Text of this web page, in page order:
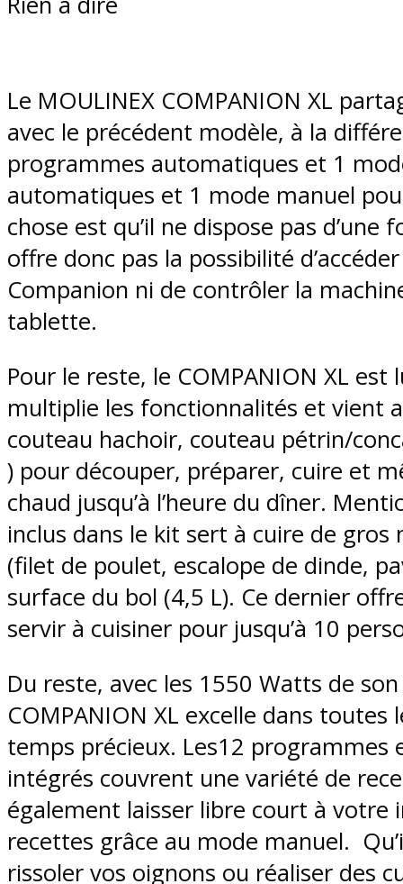
Le MOULINEX COMPANION XL
avec le précédent modèle, à la
programmes automatiques et 1
automatiques et 1 mode manuel
chose est qu’il ne dispose pas
offre donc pas la possibilité
Companion ni de contrôler la
tablette.
Pour le reste, le COMPANION XL
multiplie les fonctionnalités et vient
couteau hachoir, couteau pétrin/
) pour découper, préparer, cuire et
chaud jusqu’à l’heure du dîner.
inclus dans le kit sert à cuire de
(filet de poulet, escalope de dinde,
surface du bol (4,5 L). Ce dernier
servir à cuisiner pour jusqu’à 10
Du reste, avec les 1550 Watts de
COMPANION XL excelle dans
temps précieux. Les12
intégrés couvrent une variété de
également laisser libre court à
recettes grâce au mode manuel.
rissoler vos oignons ou réaliser des